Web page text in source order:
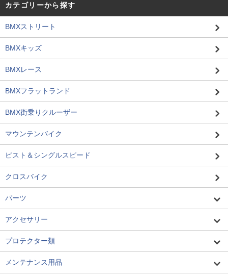
カテゴリーから探す
BMXストリート
BMXキッズ
BMXレース
BMXフラットランド
BMX街乗りクルーザー
マウンテンバイク
ピスト＆シングルスピード
クロスバイク
パーツ
アクセサリー
プロテクター類
メンテナンス用品